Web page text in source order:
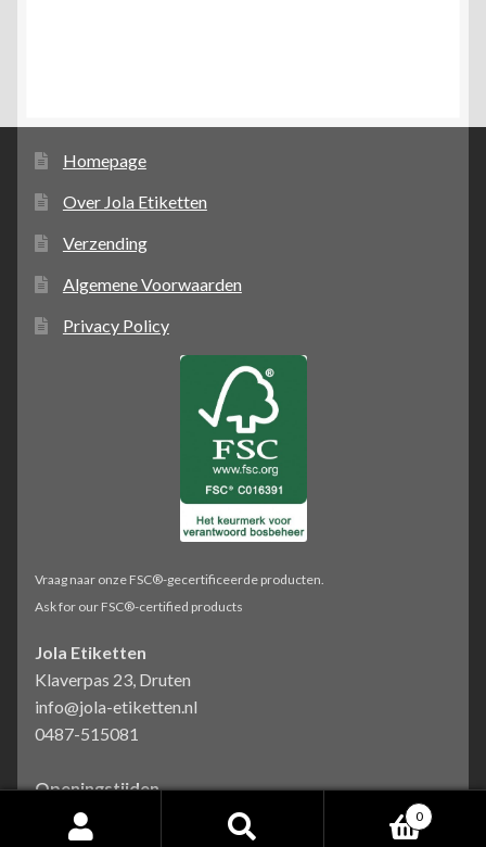
Homepage
Over Jola Etiketten
Verzending
Algemene Voorwaarden
Privacy Policy
Vraag naar onze FSC®-gecertificeerde producten.
Ask for our FSC®-certified products
Jola Etiketten
Klaverpas 23, Druten
info@jola-etiketten.nl
0487-515081
Openingstijden
Ma-Vr: 09:00-17:00
0